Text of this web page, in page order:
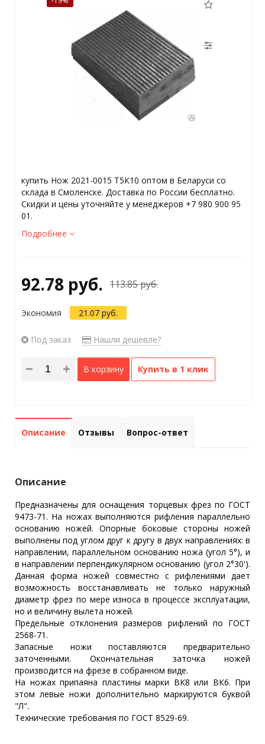
купить Нож 2021-0015 Т5К10 оптом в Беларуси со
склада в Смоленске. Доставка по России бесплатно.
Скидки и цены уточняйте у менеджеров +7 980 900 95
01.
Подробнее
92.78 руб. 113.85 руб.
Экономия 21.07 руб.
Под заказ Нашли дешевле?
В корзину Купить в 1 клик
Описание Отзывы Вопрос-ответ
Описание
Предназначены для оснащения торцевых фрез по ГОСТ
9473-71. На ножах выполняются рифления параллельно
основанию ножей. Опорные боковые стороны ножей
выполнены под углом друг к другу в двух направлениях: в
направлении, параллельном основанию ножа (угол 5°), и
в направлении перпендикулярном основанию (угол 2°30').
Данная форма ножей совместно с рифлениями дает
возможность восстанавливать не только наружный
диаметр фрез по мере износа в процессе эксплуатации,
но и величину вылета ножей.
Предельные отклонения размеров рифлений по ГОСТ
2568-71.
Запасные ножи поставляются предварительно
заточенными. Окончательная заточка ножей
производится на фрезе в собранном виде.
На ножах припаяна пластины марки ВК8 или ВК6. При
этом левые ножи дополнительно маркируются буквой
"Л".
Технические требования по ГОСТ 8529-69.